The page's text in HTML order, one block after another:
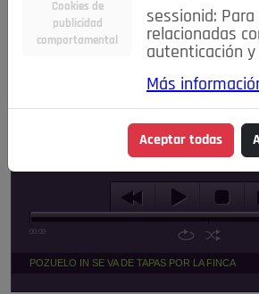
Entretenimiento
Estilo de
Internacional
Madrid Opinión IN
Salud 🔴 En
NOTICIAS
Escucha el audio de esta noticia:
00:00
POZUELO IN SE VA DE TAPAS POR LA FINCA
Cookies de
publicidad
comportamental
sessionid:
relacionadas
autenticación
Más
Aceptar todas